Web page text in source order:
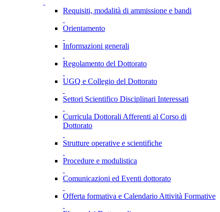
Requisiti, modalità di ammissione e bandi
Orientamento
Informazioni generali
Regolamento del Dottorato
UGQ e Collegio del Dottorato
Settori Scientifico Disciplinari Interessati
Curricula Dottorali Afferenti al Corso di
Dottorato
Strutture operative e scientifiche
Procedure e modulistica
Comunicazioni ed Eventi dottorato
Offerta formativa e Calendario Attività Formative